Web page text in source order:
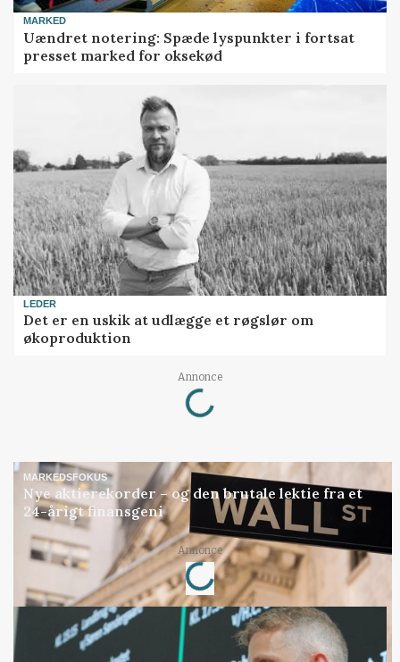
MARKED
Uændret notering: Spæde lyspunkter i fortsat
presset marked for oksekød
LEDER
Det er en uskik at udlægge et røgslør om
økoproduktion
Annonce
Loading...
MARKEDSFOKUS
Nye aktierekorder – og den brutale lektie fra et
24-årigt finansgeni
Annonce
Loading...